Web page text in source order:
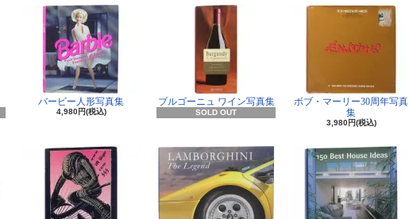
バービー人形写真集
4,980円(税込)
ブルゴーニュ ワイン写真集
SOLD OUT
ボブ・マーリー30周年写真
集
3,980円(税込)